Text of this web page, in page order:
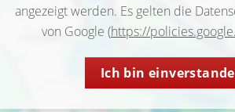
angezeigt werden. Es gelten die
von Google (https://
Ich bin